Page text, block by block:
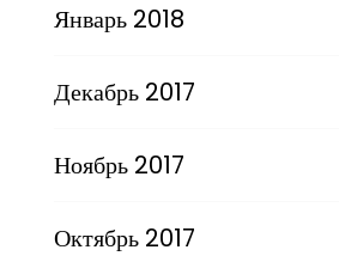
Январь 2018
Декабрь 2017
Ноябрь 2017
Октябрь 2017